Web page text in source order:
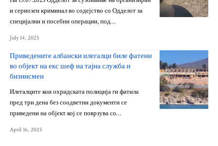
и сериозен криминал во содејство со Одделот за
специјални и посебни операции, под…
July 14, 2025
Приведените албански илегалци биле фатени
во објект на екс шеф на тајна служба и
бизнисмен
Илегалците кои охридската полиција ги фатила
пред три дена без соодветни документи се
приведени на објект кој се поврзува со…
April 16, 2025